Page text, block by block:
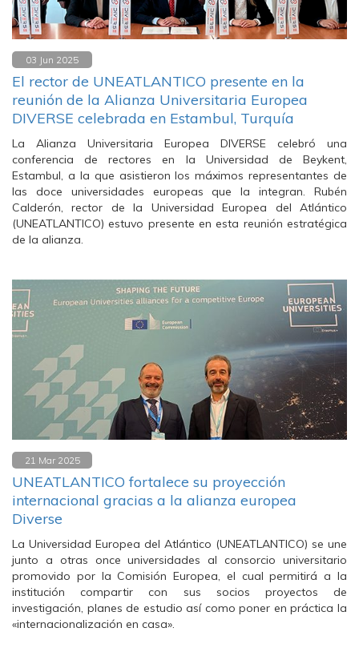
03 Jun 2025
El rector de UNEATLANTICO presente en la
reunión de la Alianza Universitaria Europea
DIVERSE celebrada en Estambul, Turquía
La Alianza Universitaria Europea DIVERSE celebró una
conferencia de rectores en la Universidad de Beykent,
Estambul, a la que asistieron los máximos representantes de
las doce universidades europeas que la integran. Rubén
Calderón, rector de la Universidad Europea del Atlántico
(UNEATLANTICO) estuvo presente en esta reunión estratégica
de la alianza.
21 Mar 2025
UNEATLANTICO fortalece su proyección
internacional gracias a la alianza europea
Diverse
La Universidad Europea del Atlántico (UNEATLANTICO) se une
junto a otras once universidades al consorcio universitario
promovido por la Comisión Europea, el cual permitirá a la
institución compartir con sus socios proyectos de
investigación, planes de estudio así como poner en práctica la
«internacionalización en casa».